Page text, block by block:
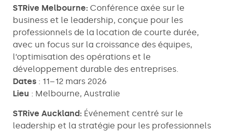
STRive Melbourne: Conférence axée sur le
business et le leadership, conçue pour les
professionnels de la location de courte durée,
avec un focus sur la croissance des équipes,
l’optimisation des opérations et le
développement durable des entreprises.
Dates : 11–12 mars 2026
Lieu : Melbourne, Australie
STRive Auckland: Événement centré sur le
leadership et la stratégie pour les professionnels